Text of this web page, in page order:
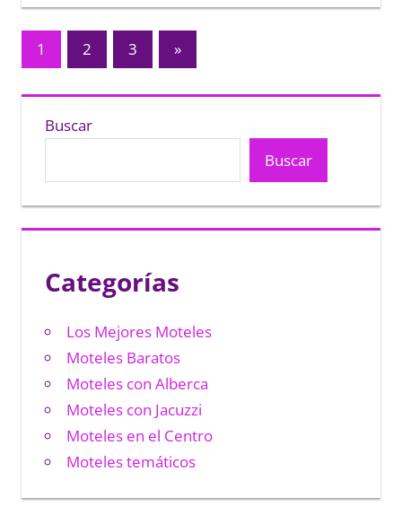
Paginación
entradas
1 2 3
Entradas
siguientes
»
Buscar
Buscar
Categorías
Los Mejores Moteles
Moteles Baratos
Moteles con Alberca
Moteles con Jacuzzi
Moteles en el Centro
Moteles temáticos